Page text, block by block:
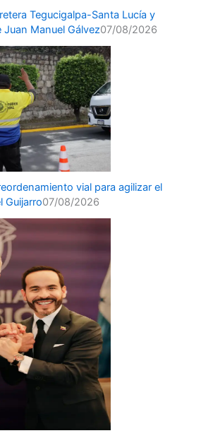
Tegucigalpa-Santa Lucía y
Juan Manuel Gálvez07/08/2026
vial para agilizar el
Guijarro07/08/2026